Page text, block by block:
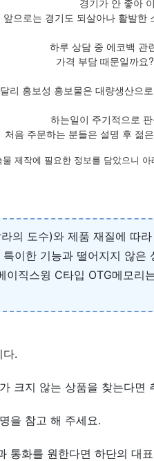
앞으로는 경기도 되살아나 활발
하루 상담 중 에코백 관
가격 부담 때문일까요
리 홍보성 홍보물은 대량생산으
하는일이 주기적으로
처음 주문하는 분들은 설명 후 젊
물 제작에 필요한 정보를 담았으니
의 도수)와 제품 재질에 따
이한 기능과 떨어지지 않
이직스윙 C타입 OTG메모리
다.
크지 않는 상품을 찾는다면
을 참고 해 주세요.
통화를 원한다면 하단의 대